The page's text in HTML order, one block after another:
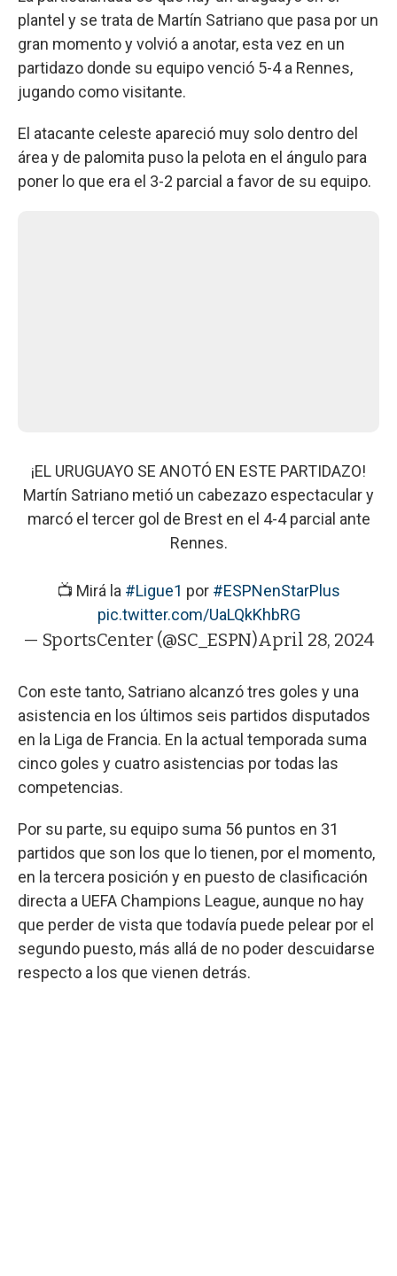
plantel y se trata de Martín Satriano que pasa por un
gran momento y volvió a anotar, esta vez en un
partidazo donde su equipo venció 5-4 a Rennes,
jugando como visitante.
El atacante celeste apareció muy solo dentro del
área y de palomita puso la pelota en el ángulo para
poner lo que era el 3-2 parcial a favor de su equipo.
¡EL URUGUAYO SE ANOTÓ EN ESTE PARTIDAZO!
Martín Satriano metió un cabezazo espectacular y
marcó el tercer gol de Brest en el 4-4 parcial ante
Rennes.
📺 Mirá la #Ligue1 por #ESPNenStarPlus
pic.twitter.com/UaLQkKhbRG
— SportsCenter (@SC_ESPN)April 28, 2024
Con este tanto, Satriano alcanzó tres goles y una
asistencia en los últimos seis partidos disputados
en la Liga de Francia. En la actual temporada suma
cinco goles y cuatro asistencias por todas las
competencias.
Por su parte, su equipo suma 56 puntos en 31
partidos que son los que lo tienen, por el momento,
en la tercera posición y en puesto de clasificación
directa a UEFA Champions League, aunque no hay
que perder de vista que todavía puede pelear por el
segundo puesto, más allá de no poder descuidarse
respecto a los que vienen detrás.